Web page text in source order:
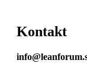
Kontakt